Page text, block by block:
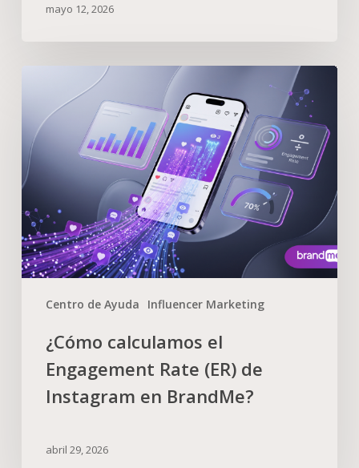
mayo 12, 2026
Centro de Ayuda Influencer Marketing
¿Cómo calculamos el
Engagement Rate (ER) de
Instagram en BrandMe?
abril 29, 2026